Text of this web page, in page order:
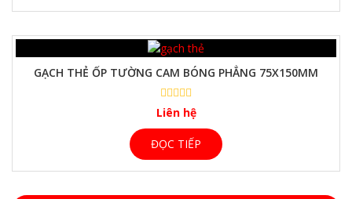
GẠCH THẺ ỐP TƯỜNG CAM BÓNG PHẲNG 75X150MM
Liên hệ
ĐỌC TIẾP